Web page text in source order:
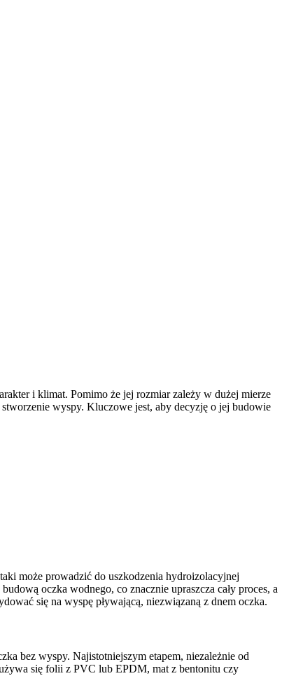
i klimat. Pomimo że jej rozmiar zależy w dużej mierze
wyspy. Kluczowe jest, aby decyzję o jej budowie
może prowadzić do uszkodzenia hydroizolacyjnej
oczka wodnego, co znacznie upraszcza cały proces, a
się na wyspę pływającą, niezwiązaną z dnem oczka.
bez wyspy. Najistotniejszym etapem, niezależnie od
się folii z PVC lub EPDM, mat z bentonitu czy